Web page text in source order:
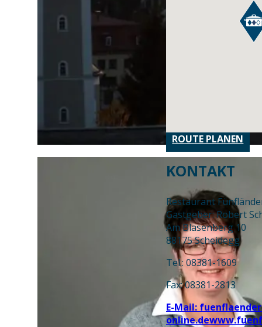
ROUTE PLANEN
KONTAKT
Restaurant
Gastgeber: Robert
Am Blasenberg 10
88175 Scheidegg
Tel.: 08381-1609
Fax: 08381-2813
E-Mail:
online.de